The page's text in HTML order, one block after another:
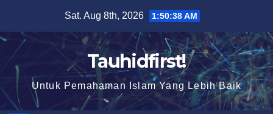
content
Sat. Aug 8th, 2026 1:50:38 AM
Tauhidfirst!
Untuk Pemahaman Islam Yang Lebih Baik